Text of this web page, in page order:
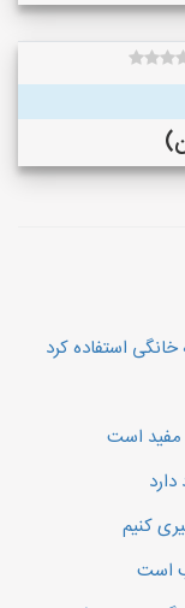
استفاده کرد
مفید است
کنیم
است